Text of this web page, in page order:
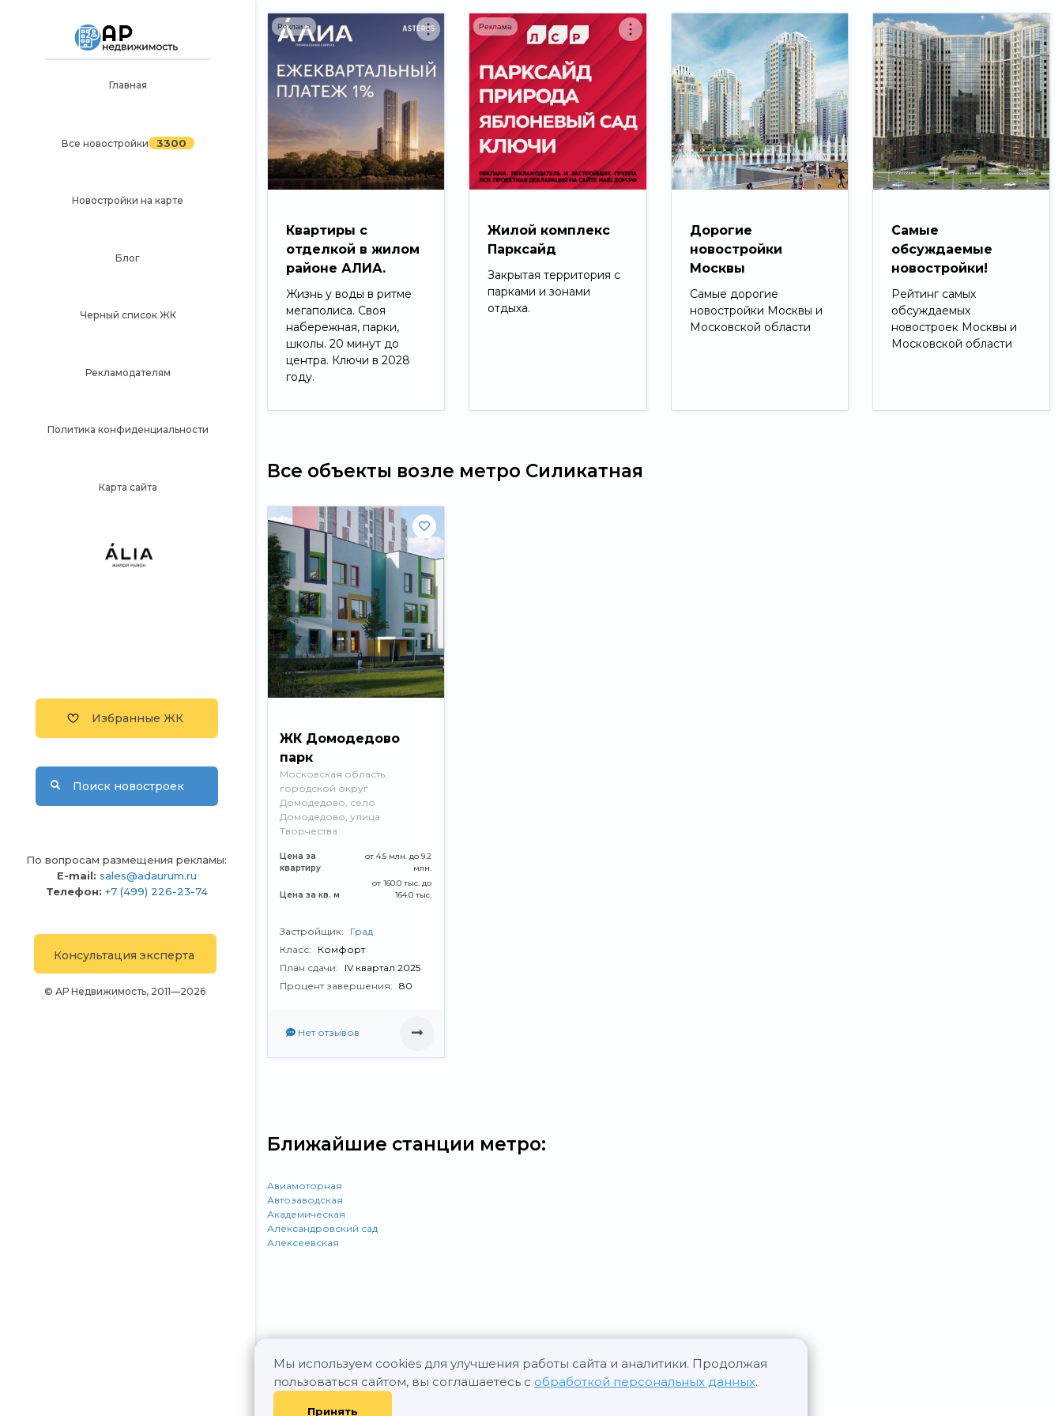
Мы используем cookies для улучшения работы сайта и аналитики. Продолжая
пользоваться сайтом, вы соглашаетесь с обработкой персональных данных.
Принять
Главная
Все новостройки 3300
Новостройки на карте
Блог
Черный список ЖК
Рекламодателям
Политика конфиденциальности
Карта сайта
Избранные ЖК
Поиск новостроек
По вопросам размещения рекламы:
E-mail: sales@adaurum.ru
Телефон: +7 (499) 226-23-74
Консультация эксперта
© АР Недвижимость, 2011—2026
Квартиры с
отделкой в жилом
районе АЛИА.
Жизнь у воды в ритме
мегаполиса. Своя
набережная, парки,
школы. 20 минут до
центра. Ключи в 2028
году.
Реклама
Жилой комплекс
Парксайд
Закрытая территория с
парками и зонами
отдыха.
Реклама
Дорогие
новостройки
Москвы
Самые дорогие
новостройки Москвы и
Московской области
Самые
обсуждаемые
новостройки!
Рейтинг самых
обсуждаемых
новостроек Москвы и
Московской области
Все объекты возле метро Силикатная
ЖК Домодедово
парк
Московская область,
городской округ
Домодедово, село
Домодедово, улица
Творчества
Цена за
квартиру
от 4.5 млн. до 9.2
млн.
Цена за кв. м
от 160.0 тыс. до
164.0 тыс.
Застройщик:
Град
Класс:
Комфорт
План сдачи:
IV квартал 2025
Процент завершения: 80
Нет отзывов
Ближайшие станции метро:
Авиамоторная
Автозаводская
Академическая
Александровский сад
Алексеевская